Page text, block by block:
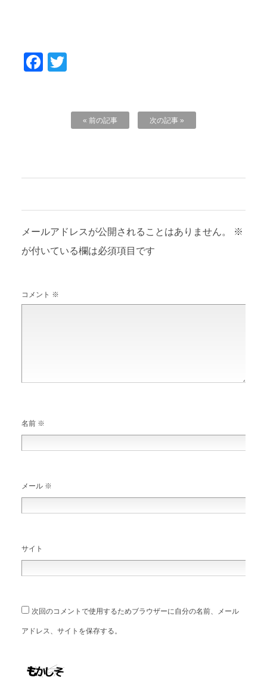
Facebook
« 前の記事 次の記事 »
メールアドレスが公開されることはありません。
※
が付いている欄は必須項目です
コメント ※
名前 ※
メール ※
サイト
次回のコメントで使用するためブラウザーに自分の名前、メール
アドレス、サイトを保存する。